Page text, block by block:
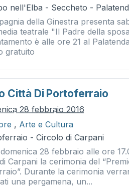
nell'Elba - Seccheto -
della Ginestra presenta
teatrale "Il Padre della
è alle ore 21 al
gratuito
Città Di Portoferraio
28 febbraio 2016
, Arte e Cultura
- Circolo di Carpani
28 febbraio alle ore
Carpani la cerimonia del
Durante la cerimonia
una pergamena, un...